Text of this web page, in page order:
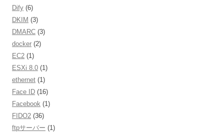
Dify (6)
DKIM (3)
DMARC (3)
docker (2)
EC2 (1)
ESXi 8.0 (1)
ethernet (1)
Face ID (16)
Facebook (1)
FIDO2 (36)
ftpサーバー (1)